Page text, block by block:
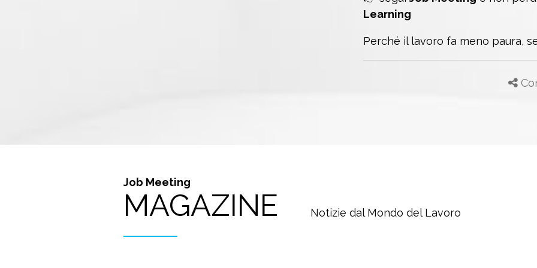
Learning
Perché il lavoro fa meno paura,
Job Meeting
MAGAZINE Notizie dal Mondo del Lavoro